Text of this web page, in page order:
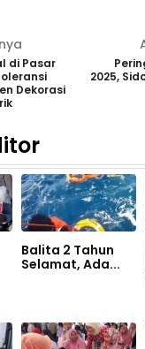
di Pasar
Dekorasi
2025,
Balita 2 Tahun
Selamat, Ada...